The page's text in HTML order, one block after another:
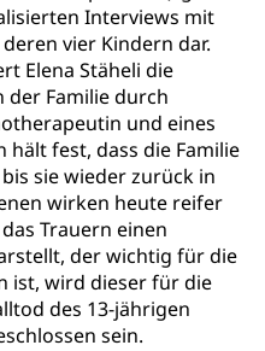
Interviews mit
vier Kindern dar.
Elena Stäheli die
der Familie durch
und eines
hält fest, dass die Familie
sie wieder zurück in
wirken heute reifer
Trauern einen
der wichtig für die
ist, wird dieser für die
des 13-jährigen
sein.
(WAS Luzern)
(WAS Luzern)
Luzern)
AHV/IV
(EL) (WAS Luzern)
(WAS Luzern)
Luzern)
Behinderung,
Behinderung,
Sport